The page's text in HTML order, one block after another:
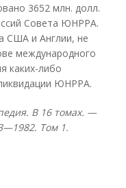
3652 млн. долл.
Совета ЮНРРА.
США и Англии, не
международного
каких-либо
ЮНРРА.
В 16 томах. —
Том 1.